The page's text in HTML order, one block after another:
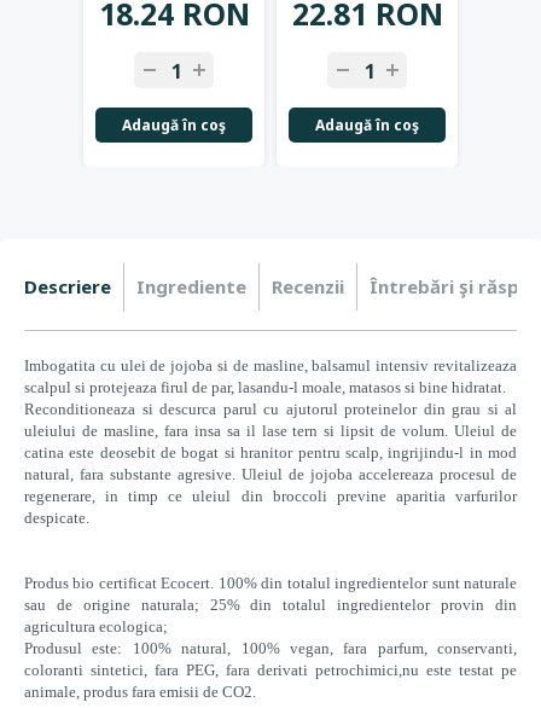
18.24 RON
Adaugă în coş
22.81 RON
Adaugă în coş
Descriere Ingrediente Recenzii Întrebări şi
Imbogatita cu ulei dejojoba si demasline, balsamul intensiv revitalizeaza
scalpul si protejeaza firul de par, lasandu-l moale, matasos si bine hidratat.
Reconditioneaza si descurca parul cu ajutorul proteinelor din grau si al
uleiului de masline, fara insa sa il lase tern si lipsit de volum.Uleiul de
catina este deosebit de bogat si hranitor pentru scalp, ingrijindu-l in mod
natural, fara substante agresive. Uleiul de jojoba accelereaza procesul de
regenerare, in timp ceuleiul din broccoli previne aparitia varfurilor
despicate.
Produs bio certificat Ecocert. 100% din totalul ingredientelor sunt naturale
sau de origine naturala; 25% din totalul ingredientelor provin din
agricultura ecologica;
Produsul este: 100% natural, 100% vegan, fara parfum, conservanti,
coloranti sintetici, fara PEG, fara derivati petrochimici,nu este testat pe
animale, produs fara emisii de CO2.